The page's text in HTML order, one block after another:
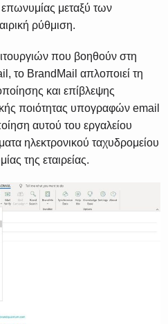
μεταξύ των
ρύθμιση.
που βοηθούν στη
το BrandMail απλοποιεί τη
και επίβλεψης
ποιότητας υπογραφών email
αυτού του εργαλείου
ηλεκτρονικού ταχυδρομείου
της εταιρείας.